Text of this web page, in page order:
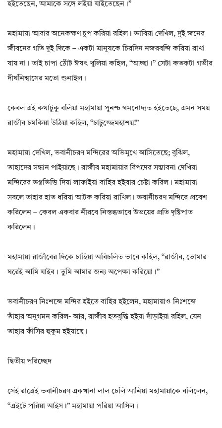
হইতেছেন, আমাকে সঙ্গে লইয়া যাইতেছেন।”
মহামায়া আবার অনেকক্ষণ চুপ করিয়া রহিল। ভাবিয়া দেখিল, দুই জনের
জীবনের গতি দুই দিকে – একটা মানুষকে চিরদিন নজরবন্দি করিয়া রাখা
যায় না। তাই চাপা ঠোঁট ঈষৎ খুলিয়া কহিল, “আচ্ছা।” সেটা কতকটা গভীর
দীর্ঘনিশ্বাসের মতো শুনাইল।
কেবল এই কথাটুকু বলিয়া মহামায়া পুনশ্চ গমনোদ্যত হইতেছে, এমন সময়
রাজীব চমকিয়া উঠিয়া কহিল, “চাটুজ্জেমহাশয়!”
মহামায়া দেখিল, ভবানীচরণ মন্দিরের অভিমুখে আসিতেছে; বুঝিল,
তাহাদের সন্ধান পাইয়াছে। রাজীব মহামায়ার বিপদের সম্ভাবনা দেখিয়া
মন্দিরের ভগ্নভিত্তি দিয়া লাফাইয়া বাহির হইবার চেষ্টা করিল। মহামায়া
সবলে তাহার হাত ধরিয়া আটক করিয়া রাখিল। ভবানীচরণ মন্দিরে প্রবেশ
করিলেন – কেবল একবার নীরবে নিস্তব্ধভাবে উভয়ের প্রতি দৃষ্টিপাত
করিলেন।
মহামায়া রাজীবের দিকে চাহিয়া অবিচলিত ভাবে কহিল, “রাজীব, তোমার
ঘরেই আমি যাইব। তুমি আমার জন্য অপেক্ষা করিয়ো।”
ভবানীচরণ নিঃশব্দে মন্দির হইতে বাহির হইলেন, মহামায়াও নিঃশব্দে
তাঁহার অনুগমন করিল- আর, রাজীব হতবুদ্ধি হইয়া দাঁড়াইয়া রহিল, যেন
তাহার ফাঁসির হুকুম হইয়াছে।
দ্বিতীয় পরিচ্ছেদ
সেই রাত্রেই ভবানীচরণ একখানা লাল চেলি আনিয়া মহামায়াকে বলিলেন,
“এইটে পরিয়া আইস।” মহামায়া পরিয়া আসিল।